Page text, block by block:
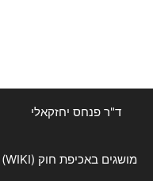
ד"ר פנחס יחזקאלי
מושגים באכיפת חוק (WIKI)